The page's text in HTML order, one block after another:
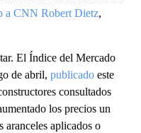
a CNN Robert Dietz,
El Índice del Mercado
de abril, publicado este
consultados
los precios un
aranceles aplicados o